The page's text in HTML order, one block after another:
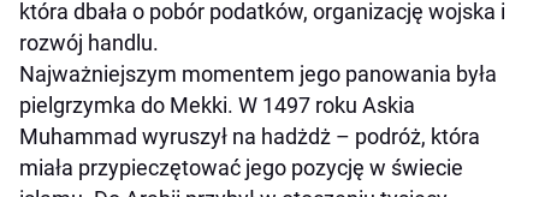
która dbała o pobór podatków, organizację wojska i
rozwój handlu.
Najważniejszym momentem jego panowania była
pielgrzymka do Mekki. W 1497 roku Askia
Muhammad wyruszył na hadżdż – podróż, która
miała przypieczętować jego pozycję w świecie